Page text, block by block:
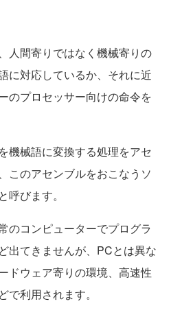
人間寄りではなく機械寄りの
に対応しているか、それに近
のプロセッサー向けの命令を
機械語に変換する処理をアセ
このアセンブルをおこなうソ
呼びます。
のコンピューターでプログラ
出てきませんが、PCとは異な
ドウェア寄りの環境、高速性
で利用されます。